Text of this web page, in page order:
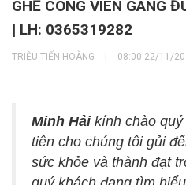
GHẾ CÔNG VIÊN GANG
| LH: 0365319282
TRIỆU TIẾN HOÀNG 08:00 22/11/
Minh Hải kính chào
tiên cho chúng tôi gủi
sức khỏe và thành đạt